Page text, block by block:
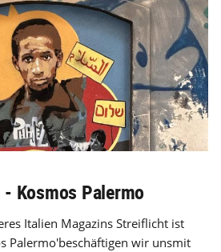
Kosmos Palermo
Italien Magazins Streiflicht ist
Palermo'beschäftigen wir unsmit